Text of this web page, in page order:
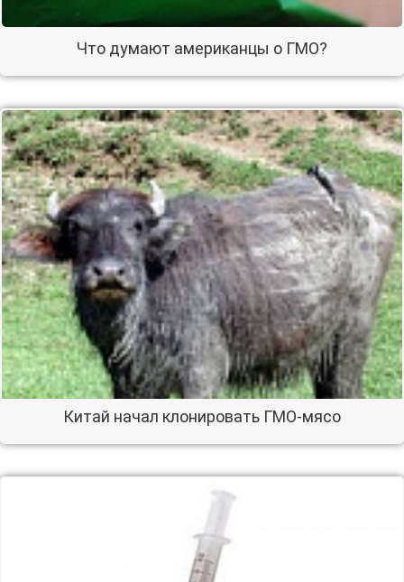
Что думают американцы о ГМО?
Китай начал клонировать ГМО-мясо